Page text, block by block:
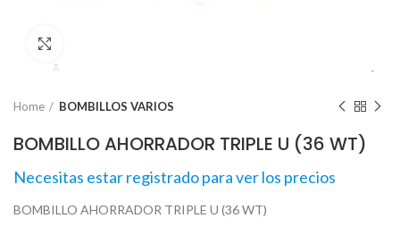
Home BOMBILLOS VARIOS
BOMBILLO AHORRADOR TRIPLE U (36 WT)
Necesitas estar registrado para ver los precios
BOMBILLO AHORRADOR TRIPLE U (36 WT)